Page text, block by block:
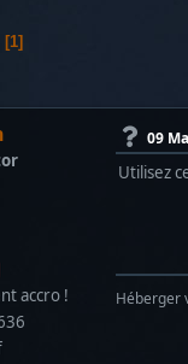
1
accro !
09
Utilisez
Héberger